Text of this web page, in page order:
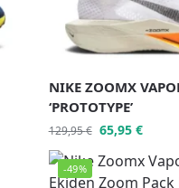
NIKE ZOOMX
‘PROTOTYPE’
129,95€ 65,95 €
-49%